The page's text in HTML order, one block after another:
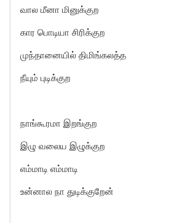
வால மீனா மினுக்குற
கார பொடியா சிரிக்குற
முந்தானையில் திமிங்கலத்த
நீயும் புடிக்குற
நாங்கூரமா இறங்குற
இழு வலைய இழுக்குற
எம்மாடி எம்மாடி
உன்னால நா துடிக்குறேன்